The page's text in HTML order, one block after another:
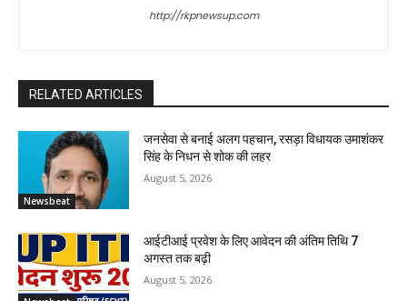
http://rkpnewsup.com
RELATED ARTICLES
Newsbeat
जनसेवा से बनाई अलग पहचान, रसड़ा विधायक उमाशंकर
सिंह के निधन से शोक की लहर
August 5, 2026
आईटीआई प्रवेश के लिए आवेदन की अंतिम तिथि 7
अगस्त तक बढ़ी
August 5, 2026